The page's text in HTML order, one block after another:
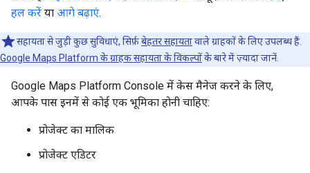
हल करें या आगे बढ़ाएं.
सहायता से जुड़ी कुछ सुविधाएं, सिर्फ़बेहतर सहायतावाले ग्राहकों के लिए उपलब्ध हैं.
Google Maps Platform के ग्राहक सहायता के विकल्पोंके बारे में ज़्यादा जानें.
Google Maps Platform Console में केस मैनेज करने के लिए,
आपके पास इनमें से कोई एक भूमिका होनी चाहिए:
प्रोजेक्ट का मालिक
प्रोजेक्ट एडिटर